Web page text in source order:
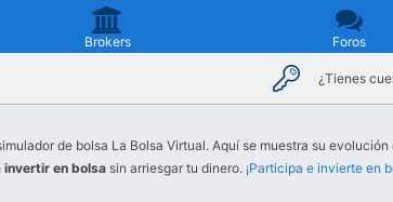
Brokers Foros
¿Tienes
de bolsa La Bolsa Virtual. Aquí se muestra su evolución
invertir en bolsa sin arriesgar tu dinero. ¡Participa e invierte en